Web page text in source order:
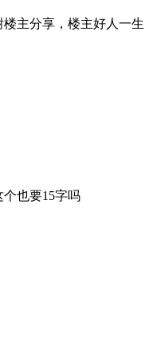
主分享，楼主好人一生
也要15字吗